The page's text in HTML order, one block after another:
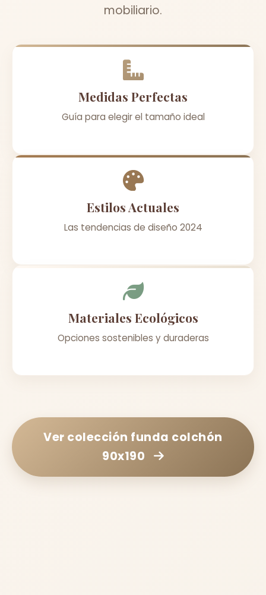
mobiliario.
Medidas Perfectas
Guía para elegir el tamaño ideal
Estilos Actuales
Las tendencias de diseño 2024
Materiales Ecológicos
Opciones sostenibles y duraderas
Ver colección funda colchón
90x190